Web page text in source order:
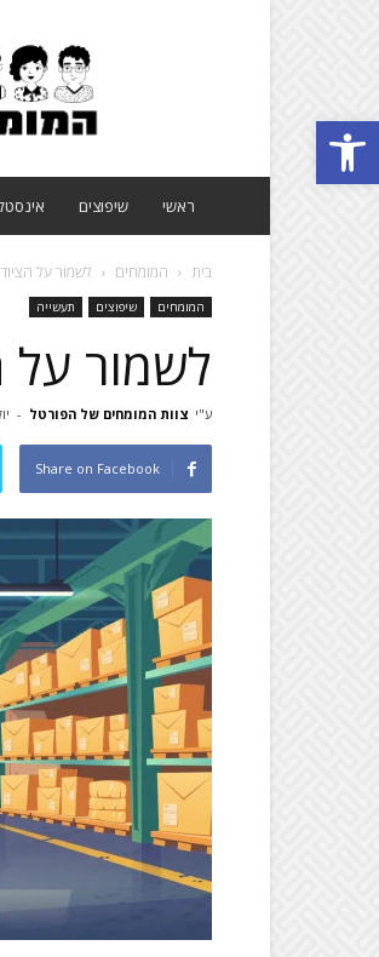
Open toolbar
ראשי שיפוצים
בית המומחים לשמור על
המומחים שיפוצים תעשייה
לשמור על
ע"י צוות המומחים של הפורטל - יולי
Share on Facebook